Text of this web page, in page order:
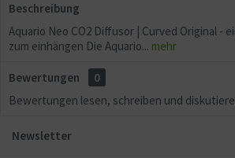
Beschreibung
Aquario Neo CO2 Diffusor | Curved Original -
zum einhängen Die Aquario... mehr
Bewertungen
0
Bewertungen lesen, schreiben und
Newsletter